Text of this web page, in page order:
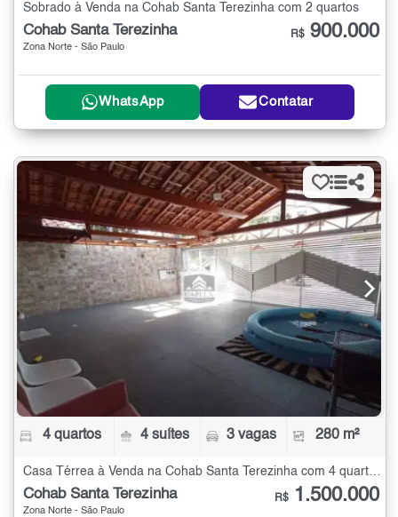
Sobrado à Venda na Cohab Santa Terezinha com 2 quartos
Cohab Santa Terezinha
Zona Norte - São Paulo
R$ 900.000
WhatsApp Contatar
4 quartos 4 suítes 3 vagas 280 m²
Casa Térrea à Venda na Cohab Santa Terezinha com 4 quartos - 280 m²
Cohab Santa Terezinha
Zona Norte - São Paulo
R$ 1.500.000